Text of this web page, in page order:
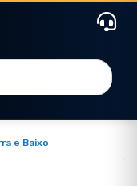
e Baixo